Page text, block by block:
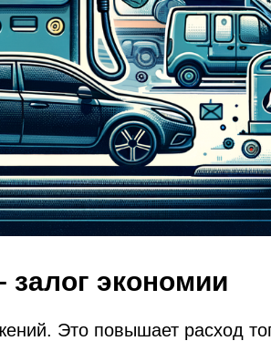
экономии
Это повышает расход